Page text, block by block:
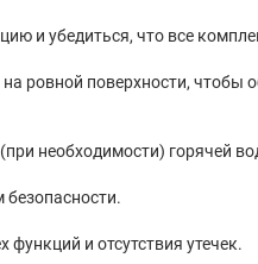
и убедиться, что все
ровной поверхности, чтобы
необходимости) горячей
и отсутствия утечек.